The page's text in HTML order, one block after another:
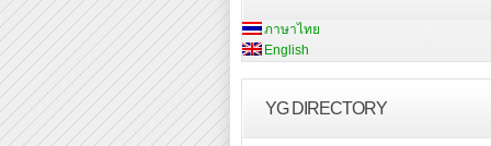
ภาษาไทย
English
YG DIRECTORY